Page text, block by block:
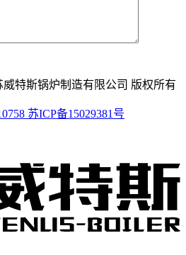
特斯锅炉制造有限公司 版权所有
苏ICP备15029381号